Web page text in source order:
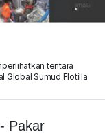
tentara
Global Sumud Flotilla
Pakar